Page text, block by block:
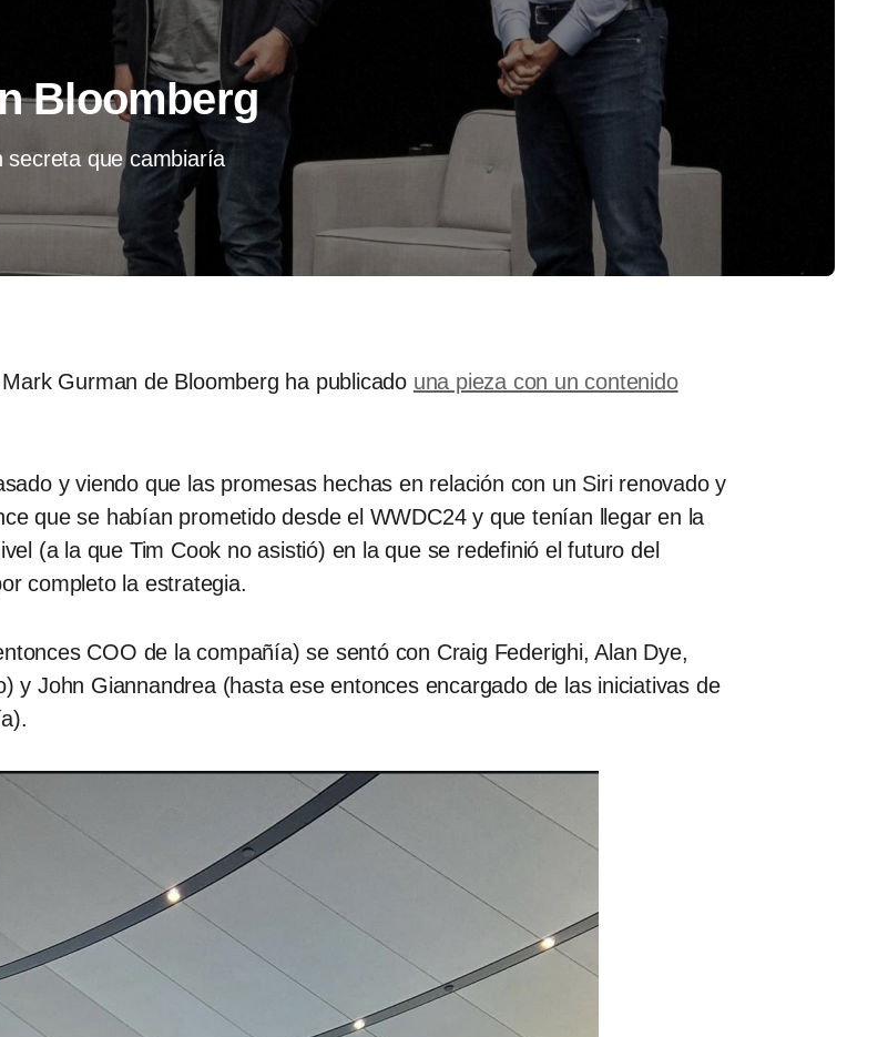
Bloomberg
secreta que cambiaría
Gurman de Bloomberg ha publicado una pieza con un contenido
y viendo que las promesas hechas en relación con un Siri renovado y
que se habían prometido desde el WWDC24 y que tenían llegar en la
(a la que Tim Cook no asistió) en la que se redefinió el futuro del
completo la estrategia.
COO de la compañía) se sentó con Craig Federighi, Alan Dye,
y John Giannandrea (hasta ese entonces encargado de las iniciativas de